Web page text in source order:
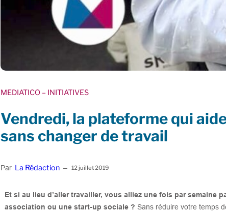
MEDIATICO – INITIATIVES
Vendredi, la plateforme qui
sans changer de travail
Par La Rédaction – 12 juillet 2019
Et si au lieu d’aller travailler, vous alliez une fois par semaine
association ou une start-up sociale ? Sans réduire votre temps